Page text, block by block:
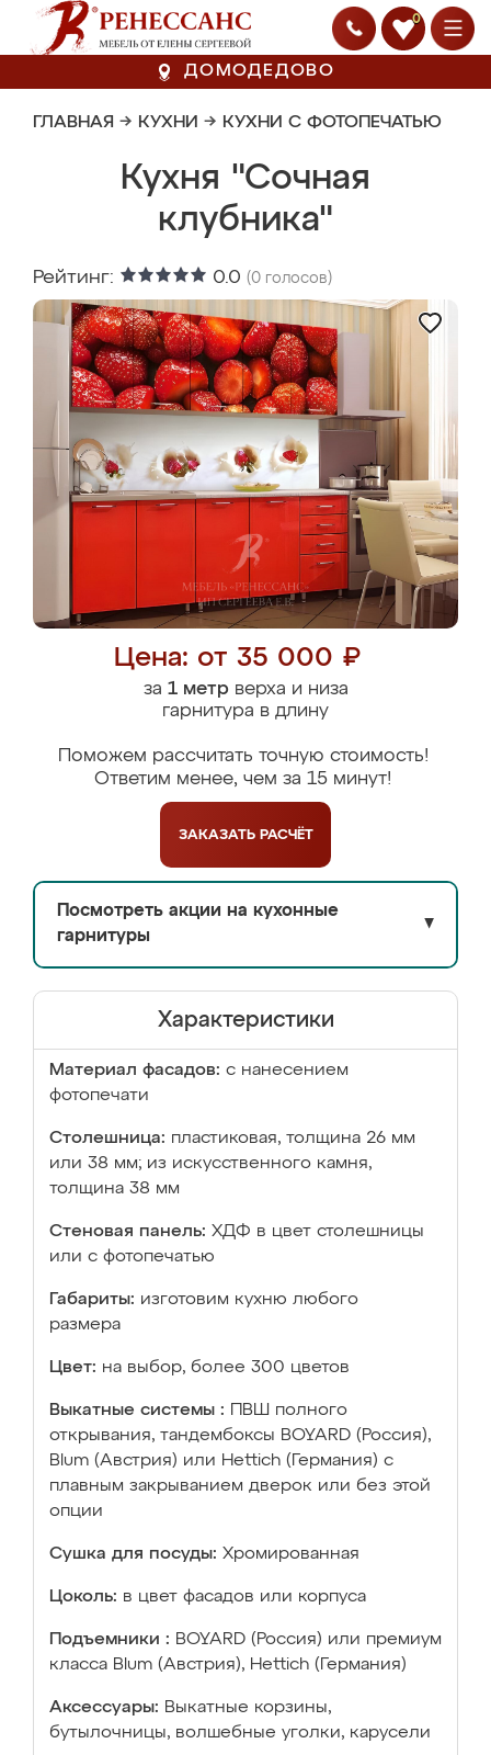
0
ДОМОДЕДОВО
ГЛАВНАЯ → КУХНИ → КУХНИ С ФОТОПЕЧАТЬЮ
Кухня "Сочная
клубника"
Рейтинг: 0.0 (0 голосов)
Цена: от 35 000 ₽
за 1 метрверха и низа
гарнитура в длину
Поможем рассчитать точную стоимость!
Ответим менее, чем за 15 минут!
ЗАКАЗАТЬ РАСЧЁТ
Посмотреть акции на кухонные
гарнитуры
▼
Характеристики
Материал фасадов: с нанесением
фотопечати
Столешница: пластиковая, толщина 26 мм
или 38 мм; из искусственного камня,
толщина 38 мм
Стеновая панель: ХДФ в цвет столешницы
или с фотопечатью
Габариты: изготовим кухню любого
размера
Цвет: на выбор, более 300 цветов
Выкатные системы :
ПВШ полного
открывания, тандембоксы BOYARD (Россия),
Blum (Австрия) или Hettich (Германия) с
плавным закрыванием дверок или без этой
опции
Сушка для посуды: Хромированная
Цоколь: в цвет фасадов или корпуса
Подъемники : BOYARD (Россия) или премиум
класса Blum (Австрия), Hettich (Германия)
Аксессуары: Выкатные корзины,
бутылочницы, волшебные уголки, карусели